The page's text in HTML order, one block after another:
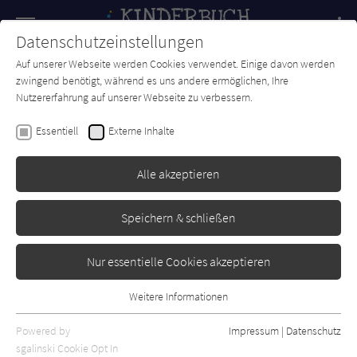
SUCHE Forum Charts Newsletter
Katharina Mauder
Agent 00 - Osterhase in
geheimer Mission
Esslinger
Datenschutzeinstellungen
Auf unserer Webseite werden Cookies verwendet. Einige davon werden
zwingend benötigt, während es uns andere ermöglichen, Ihre
Nutzererfahrung auf unserer Webseite zu verbessern.
Essentiell Externe Inhalte
Alle akzeptieren
Speichern & schließen
Nur essentielle Cookies akzeptieren
Essentielle Cookies werden für grundlegende Funktionen der
Webseite benötigt. Dadurch ist gewährleistet, dass die Webseite
Weitere Informationen
Powered by
sgalinski Cookie Opt In
Impressum | Datenschutz